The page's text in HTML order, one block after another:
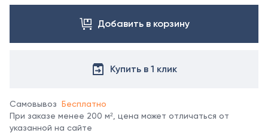
справочнике
цветов
RAL.
*
цвета
может
не
полностью
Добавить в корзину
Купить в 1 клик
Самовывоз Бесплатно
При заказе менее 200 м², цена может отличаться от
указанной на сайте